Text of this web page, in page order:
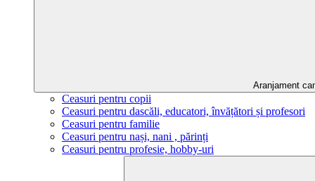
Aranjament
Ceasuri pentru copii
Ceasuri pentru dascăli, educatori, învățători și profesori
Ceasuri pentru familie
Ceasuri pentru nași, nani , părinți
Ceasuri pentru profesie, hobby-uri